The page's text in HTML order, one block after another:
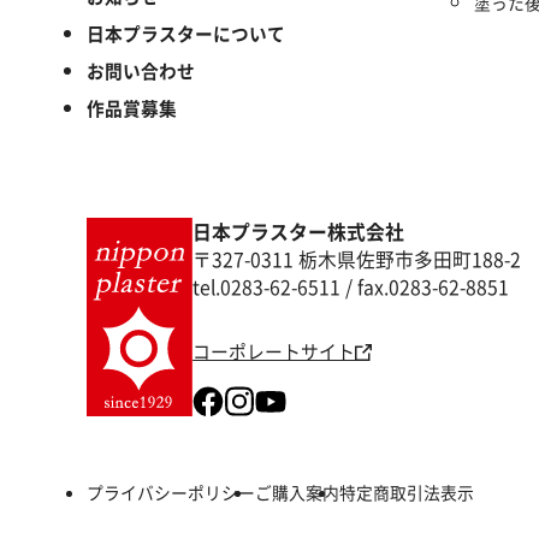
日本プラスターについて
お問い合わせ
作品賞募集
日本プラスター株式会社
〒327-0311 栃木県佐野市多田町188-2
tel.0283-62-6511 / fax.0283-62-8851
コーポレートサイト
プライバシーポリシーご購入案内特定商取引法表示